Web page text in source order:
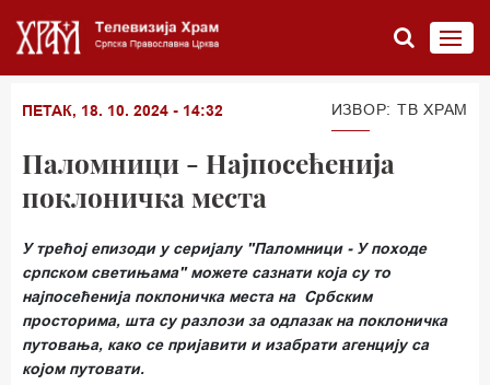
ПЕТАК, 18. 10. 2024 - 14:32 ИЗВОР: ТВ ХРАМ
Паломници - Најпосећенија
поклоничка места
У трећој епизоди у серијалу "Паломници - У походе
српском светињама" можете сазнати која су то
најпосећенија поклоничка места на Србским
просторима, шта су разлози за одлазак на поклоничка
путовања, како се пријавити и изабрати агенцију са
којом путовати.